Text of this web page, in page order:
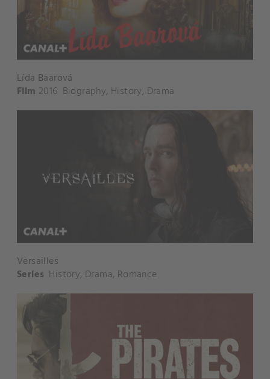
Lída Baarová
Film 2016 Biography, History, Drama
Versailles
Series History, Drama, Romance